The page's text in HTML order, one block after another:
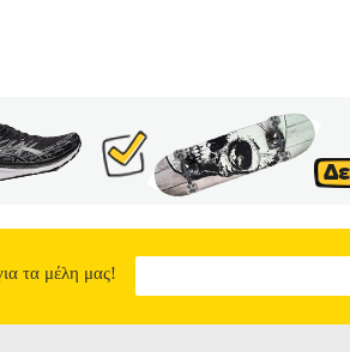
τα μέλη μας!